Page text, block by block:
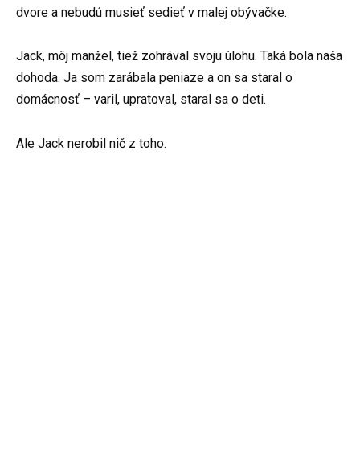
dvore a nebudú musieť sedieť v malej obývačke.
Jack, môj manžel, tiež zohrával svoju úlohu. Taká bola naša
dohoda. Ja som zarábala peniaze a on sa staral o
domácnosť – varil, upratoval, staral sa o deti.
Ale Jack nerobil nič z toho.